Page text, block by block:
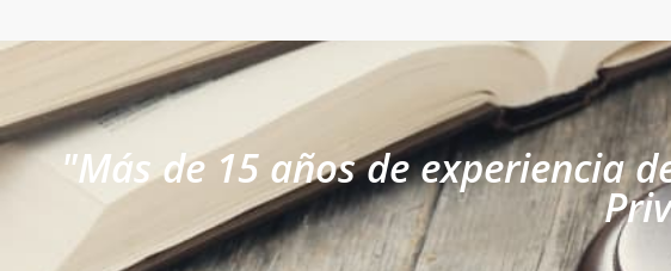
"Más de 15 años de experiencia